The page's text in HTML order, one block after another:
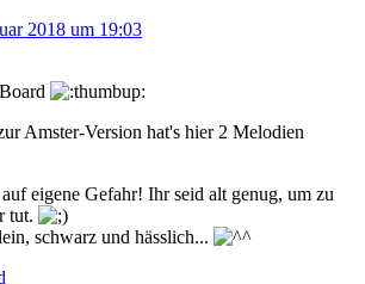
2018 um 19:03
Amster-Version hat's hier 2 Melodien
eigene Gefahr! Ihr seid alt genug, um zu
tut.
schwarz und hässlich...